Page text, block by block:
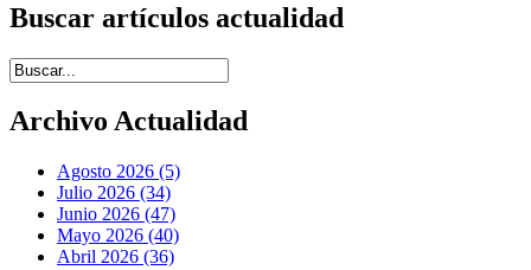
Buscar artículos actualidad
Introduce términos de búsqueda
Archivo Actualidad
Agosto 2026 (5)
Julio 2026 (34)
Junio 2026 (47)
Mayo 2026 (40)
Abril 2026 (36)